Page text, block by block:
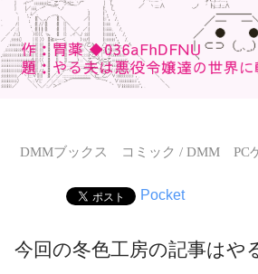
DMMブックス コミック / DMM PC
Pocket
今回の冬色工房の記事はや